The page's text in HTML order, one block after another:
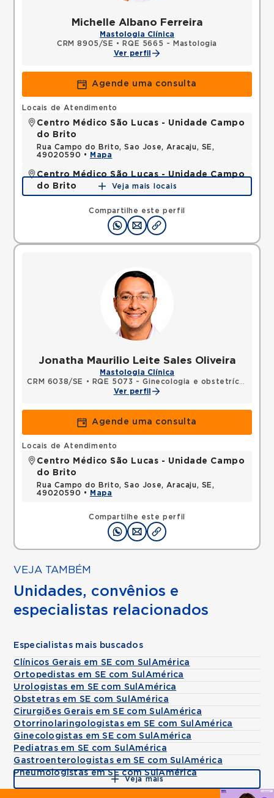
Michelle Albano Ferreira
Mastologia Clínica
CRM 8905/SE •
RQE 5665 - Mastologia
Ver perfil
Agende uma consulta
Compartilhe este perfil
Locais de Atendimento
Centro Médico São Lucas - Unidade Campo
do Brito
Rua Campo do Brito, Sao Jose, Aracaju, SE,
49020590 •
Mapa
Centro Médico São Lucas - Unidade Campo
do Brito
Rua Campo do Brito, Sao Jose, Aracaju, SE,
49020590 •Mapa
Veja mais locais
Jonatha Maurilio Leite Sales Oliveira
Mastologia Clínica
CRM 6038/SE
• RQE 5073 - Ginecologia e obstetrícia
Ver perfil
Agende uma consulta
Compartilhe este perfil
Locais de Atendimento
Centro Médico São Lucas - Unidade Campo
do Brito
Rua Campo do Brito, Sao Jose, Aracaju, SE,
49020590 •
Mapa
VEJA TAMBÉM
Unidades, convênios e
especialistas relacionados
Especialistas mais buscados
Clínicos Gerais em SE com SulAmérica
Ortopedistas em SE com SulAmérica
Urologistas em SE com SulAmérica
Obstetras em SE com SulAmérica
Cirurgiões Gerais em SE com SulAmérica
Otorrinolaringologistas em SE com SulAmérica
Ginecologistas em SE com SulAmérica
Pediatras em SE com SulAmérica
Gastroenterologistas em SE com SulAmérica
Pneumologistas em SE com SulAmérica
Veja mais